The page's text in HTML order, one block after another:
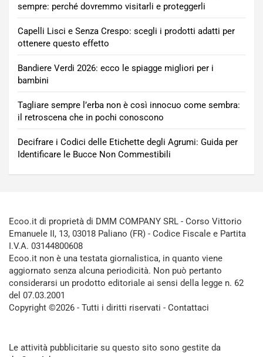
sempre: perché dovremmo visitarli e proteggerli
Capelli Lisci e Senza Crespo: scegli i prodotti adatti per
ottenere questo effetto
Bandiere Verdi 2026: ecco le spiagge migliori per i
bambini
Tagliare sempre l’erba non è così innocuo come sembra:
il retroscena che in pochi conoscono
Decifrare i Codici delle Etichette degli Agrumi: Guida per
Identificare le Bucce Non Commestibili
Ecoo.it di proprietà di DMM COMPANY SRL - Corso Vittorio
Emanuele II, 13, 03018 Paliano (FR) - Codice Fiscale e Partita
I.V.A. 03144800608
Ecoo.it non è una testata giornalistica, in quanto viene
aggiornato senza alcuna periodicità. Non può pertanto
considerarsi un prodotto editoriale ai sensi della legge n. 62
del 07.03.2001
Copyright ©2026 - Tutti i diritti riservati - Contattaci
Le attività pubblicitarie su questo sito sono gestite da